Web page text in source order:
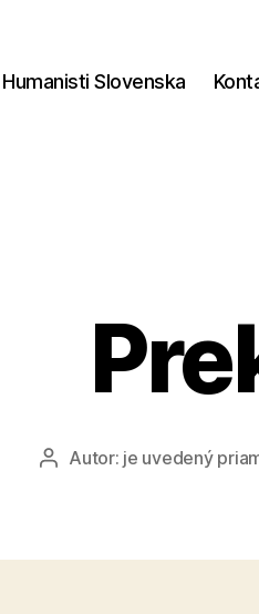
Humanisti Slovenska
AutorAutor: je uvedený